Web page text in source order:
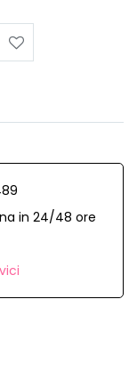
in 24/48 ore